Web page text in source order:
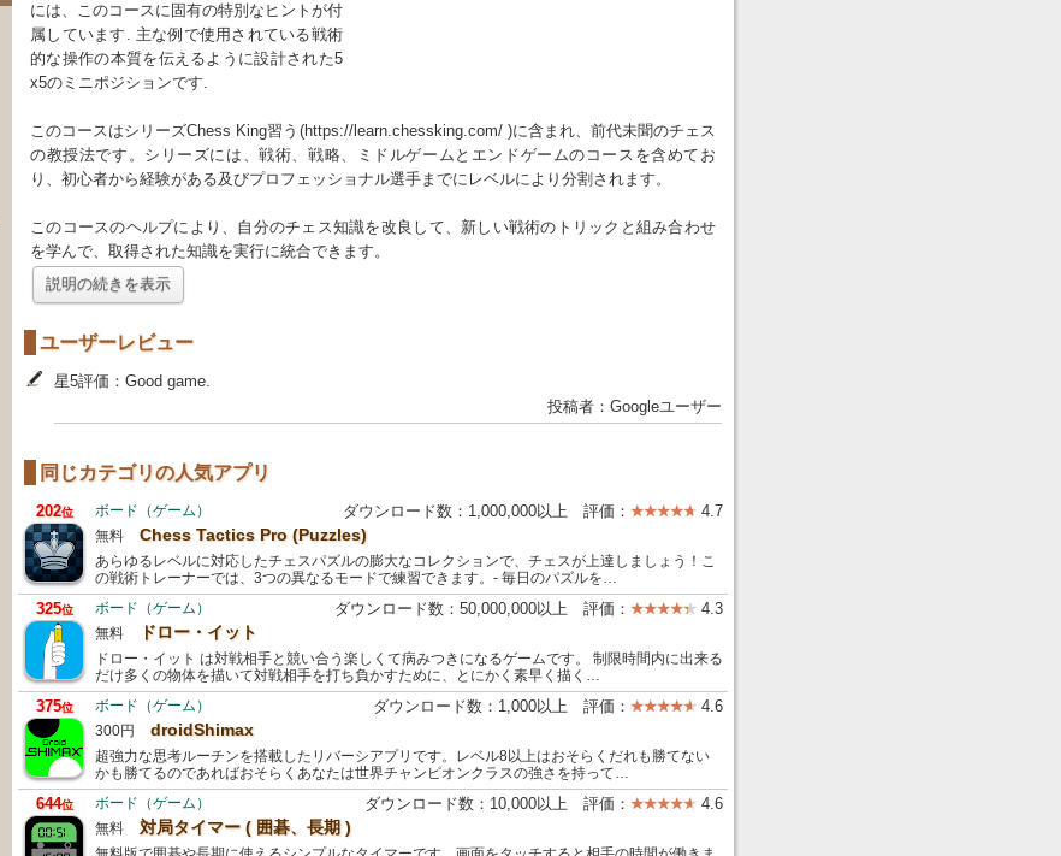
には、このコースに固有の特別なヒントが付
属しています. 主な例で使用されている戦術
的な操作の本質を伝えるように設計された5
x5のミニポジションです.
このコースはシリーズChess King習う(https://learn.chessking.com/ )に含まれ、前代未聞のチェス
の教授法です。シリーズには、戦術、戦略、ミドルゲームとエンドゲームのコースを含めてお
り、初心者から経験がある及びプロフェッショナル選手までにレベルにより分割されます。
このコースのヘルプにより、自分のチェス知識を改良して、新しい戦術のトリックと組み合わせ
を学んで、取得された知識を実行に統合できます。
説明の続きを表示
ユーザーレビュー
星5評価：Good game.
投稿者：Googleユーザー
同じカテゴリの人気アプリ
202位 ボード（ゲーム） ダウンロード数：1,000,000以上 評価： 4.7
無料 Chess Tactics Pro (Puzzles)
あらゆるレベルに対応したチェスパズルの膨大なコレクションで、チェスが上達しましょう！こ
の戦術トレーナーでは、3つの異なるモードで練習できます。- 毎日のパズルを…
325位 ボード（ゲーム） ダウンロード数：50,000,000以上 評価： 4.3
無料 ドロー・イット
ドロー・イット は対戦相手と競い合う楽しくて病みつきになるゲームです。 制限時間内に出来る
だけ多くの物体を描いて対戦相手を打ち負かすために、とにかく素早く描く…
375位 ボード（ゲーム） ダウンロード数：1,000以上 評価： 4.6
300円 droidShimax
超強力な思考ルーチンを搭載したリバーシアプリです。レベル8以上はおそらくだれも勝てない
かも勝てるのであればおそらくあなたは世界チャンピオンクラスの強さを持って…
644位 ボード（ゲーム） ダウンロード数：10,000以上 評価： 4.6
無料 対局タイマー ( 囲碁、長期 )